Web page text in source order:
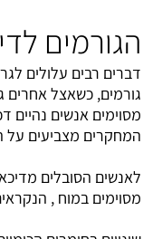
הגורמים
דברים רבים עלולים
גורמים, כשאצל
מסוימים אנשים נהיים
המחקרים מצביעים על
לאנשים הסובלים
מסוימים במוח ,